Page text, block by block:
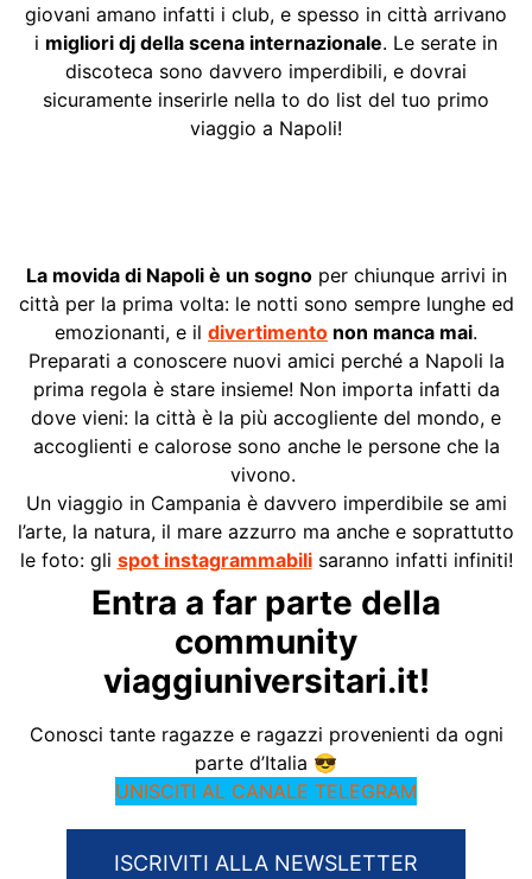
giovani amano infatti i club, e spesso in città arrivano
i migliori dj della scena internazionale. Le serate in
discoteca sono davvero imperdibili, e dovrai
sicuramente inserirle nella to do list del tuo primo
viaggio a Napoli!
La movida di Napoli è un sognoper chiunque arrivi in
città per la prima volta: le notti sono sempre lunghe ed
emozionanti, e il divertimento non manca mai.
Preparati a conoscere nuovi amici perché a Napoli la
prima regola è stare insieme! Non importa infatti da
dove vieni: la città è la più accogliente del mondo, e
accoglienti e calorose sono anche le persone che la
vivono.
Un viaggio in Campania è davvero imperdibile se ami
l’arte, la natura, il mare azzurro ma anche e soprattutto
le foto: gli spot instagrammabili saranno infatti infiniti!
Entra a far parte della
community
viaggiuniversitari.it!
Conosci tante ragazze e ragazzi provenienti da ogni
parte d’Italia 😎
UNISCITI AL CANALE TELEGRAM
ISCRIVITI ALLA NEWSLETTER